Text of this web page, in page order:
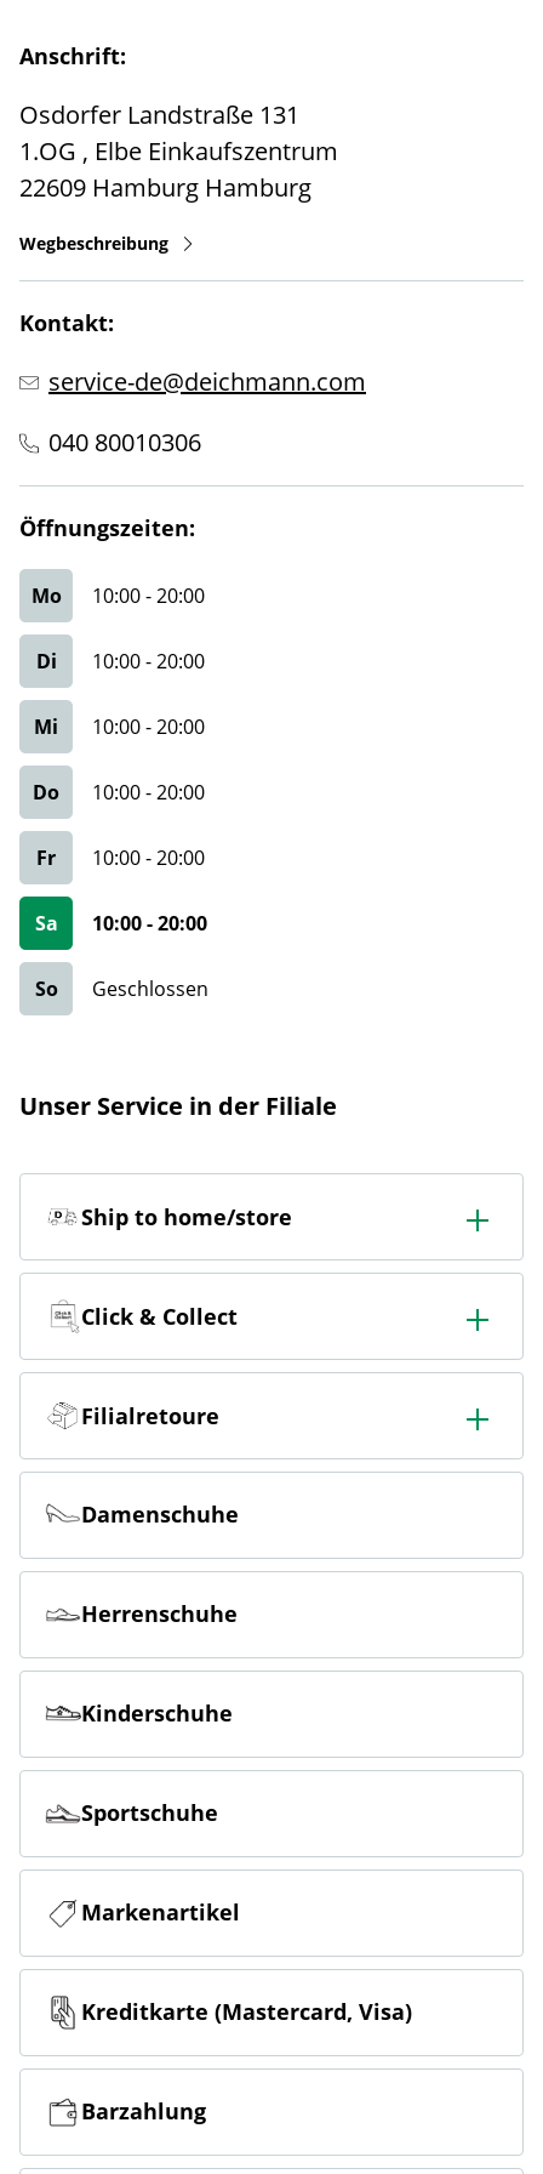
Anschrift:
Osdorfer Landstraße 131
1.OG , Elbe Einkaufszentrum
22609 Hamburg Hamburg
Wegbeschreibung
Kontakt:
service-de@deichmann.com
040 80010306
Öffnungszeiten:
Mo 10:00-20:00
Di 10:00-20:00
Mi 10:00-20:00
Do 10:00-20:00
Fr 10:00-20:00
Sa 10:00-20:00
So Geschlossen
Unser Service in der Filiale
Ship to home/store
In der Filiale bestellen & in die Filiale oder nach Hause
liefern lassen.
Click & Collect
Online bestellen & kostenlos hier in der Filiale abholen
Filialretoure
Online bestellen & kostenlos in der Filiale zurückgeben
Damenschuhe
Herrenschuhe
Kinderschuhe
Sportschuhe
Markenartikel
Kreditkarte (Mastercard, Visa)
Barzahlung